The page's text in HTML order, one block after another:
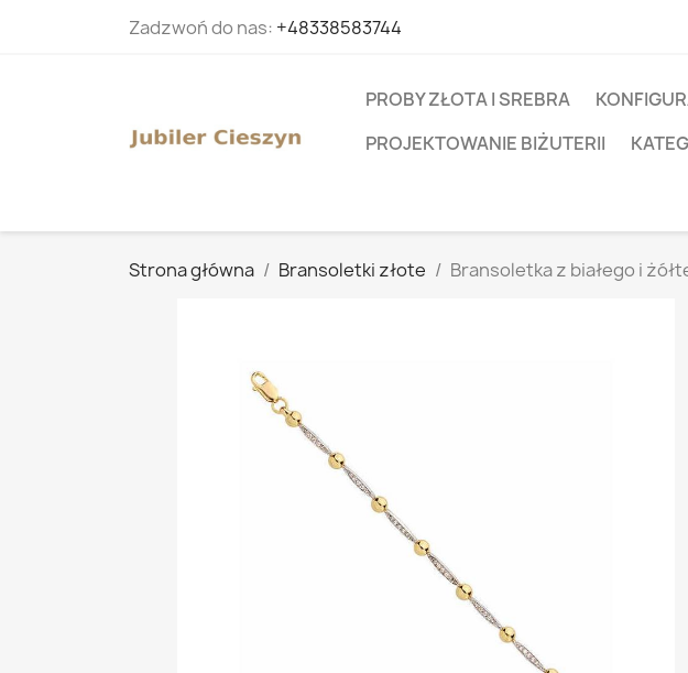
Zadzwoń do nas: +48338583744
PROBY ZŁOTA I SREBRA
PROJEKTOWANIE BIŻUTERII
Strona główna Bransoletki złote Bransoletka z białego i